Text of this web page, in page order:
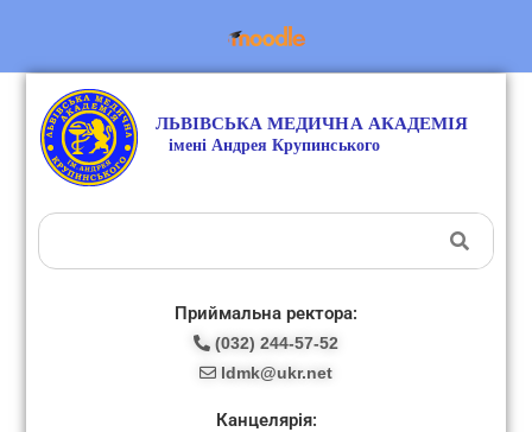
Приймальна ректора:
(032) 244-57-52
ldmk@ukr.net
Канцелярія: